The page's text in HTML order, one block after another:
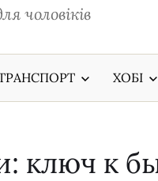
чоловіків
ХОБІ
ключ к